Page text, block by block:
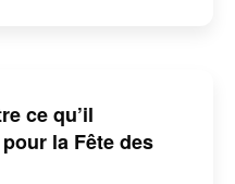
ce qu’il
la Fête des